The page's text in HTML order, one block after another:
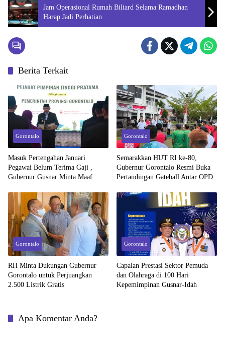
Jam Operasional Rumah Biliard Selama Ramadhan
Harap Jadi Perhatian
Berita Terkait
Gorontalo
Masuk Pertengahan Januari
Pegawai Belum Terima Gaji ,
Gubernur Gusnar Minta Maaf
Gorontalo
Semarakkan HUT RI ke-80,
Gubernur Gorontalo Resmi Buka
Pertandingan Gateball Antar OPD
Gorontalo
RH Minta Dukungan Gubernur
Gorontalo untuk Perjuangkan
2.500 Listrik Gratis
Gorontalo
Capaian Prestasi Sektor Pemuda
dan Olahraga di 100 Hari
Kepemimpinan Gusnar-Idah
Apa Komentar Anda?